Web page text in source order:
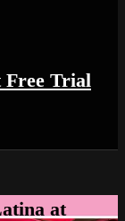
Free Trial
at